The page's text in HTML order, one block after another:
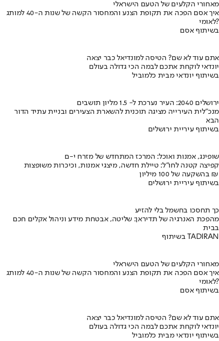
מאחורי הקלעים של הטעם הישראלי
איך אסם הפכה את תקופת הצנע והמחסור הקשה של שנות ה-40 למותג
לאומי?
בשיתוף אסם
אתם עוד לא שם? הטיסה למונדיאל כבר יצאה
יונדאי לוקחת אתכם לבמה הכי גדולה בעולם
בשיתוף יונדאי מבית כלמוביל
ירושלים 2040: העיר נערכת ל- 1.5 מליון תושבים
מנכ"לית העירייה מציגה תוכנית להשארת הצעירים ובניית עתיד הדור
הבא
בשיתוף עיריית ירושלים
שופינג, אמנות ואוכל: המרכז המתחדש של מזרח י-ם
קפיצה קטנה לחו"ל: טיילת חדשה, מיצגי אמנות, וכיכרות משופצות
בהשקעה של 100 מיליון ₪
בשיתוף עיריית ירושלים
כך תחסכו בחשמל בלי להזיע
מהפכת האנרגיה של תדיראן: שליטה, אבטחת מידע וניהול אקלים חכם
בבית
בשיתוף TADIRAN
מאחורי הקלעים של הטעם הישראלי
איך אסם הפכה את תקופת הצנע והמחסור הקשה של שנות ה-40 למותג
לאומי?
בשיתוף אסם
אתם עוד לא שם? הטיסה למונדיאל כבר יצאה
יונדאי לוקחת אתכם לבמה הכי גדולה בעולם
בשיתוף יונדאי מבית כלמוביל